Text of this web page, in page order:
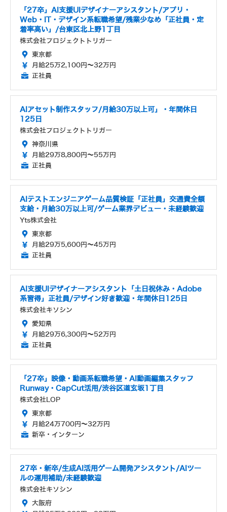
「27卒」AI支援UIデザイナーアシスタント/アプリ・
Web・IT・デザイン系転職希望/残業少なめ「正社員・定
着率高い」/台東区北上野1丁目
株式会社プロジェクトトリガー
東京都
月給25万2,100円～32万円
正社員
AIアセット制作スタッフ/月給30万以上可」・年間休日
125日
株式会社プロジェクトトリガー
神奈川県
月給29万8,800円～55万円
正社員
AIテストエンジニアゲーム品質検証「正社員」交通費全額
支給・月給30万以上可/ゲーム業界デビュー・未経験歓迎
Yts株式会社
東京都
月給29万5,600円～45万円
正社員
AI支援UIデザイナーアシスタント「土日祝休み・Adobe
系習得」正社員/デザイン好き歓迎・年間休日125日
株式会社キソシン
愛知県
月給29万6,300円～52万円
正社員
「27卒」映像・動画系転職希望・AI動画編集スタッフ
Runway・CapCut活用/渋谷区道玄坂1丁目
株式会社LOP
東京都
月給24万700円～32万円
新卒・インターン
27卒・新卒/生成AI活用ゲーム開発アシスタント/AIツー
ルの運用補助/未経験歓迎
株式会社キソシン
大阪府